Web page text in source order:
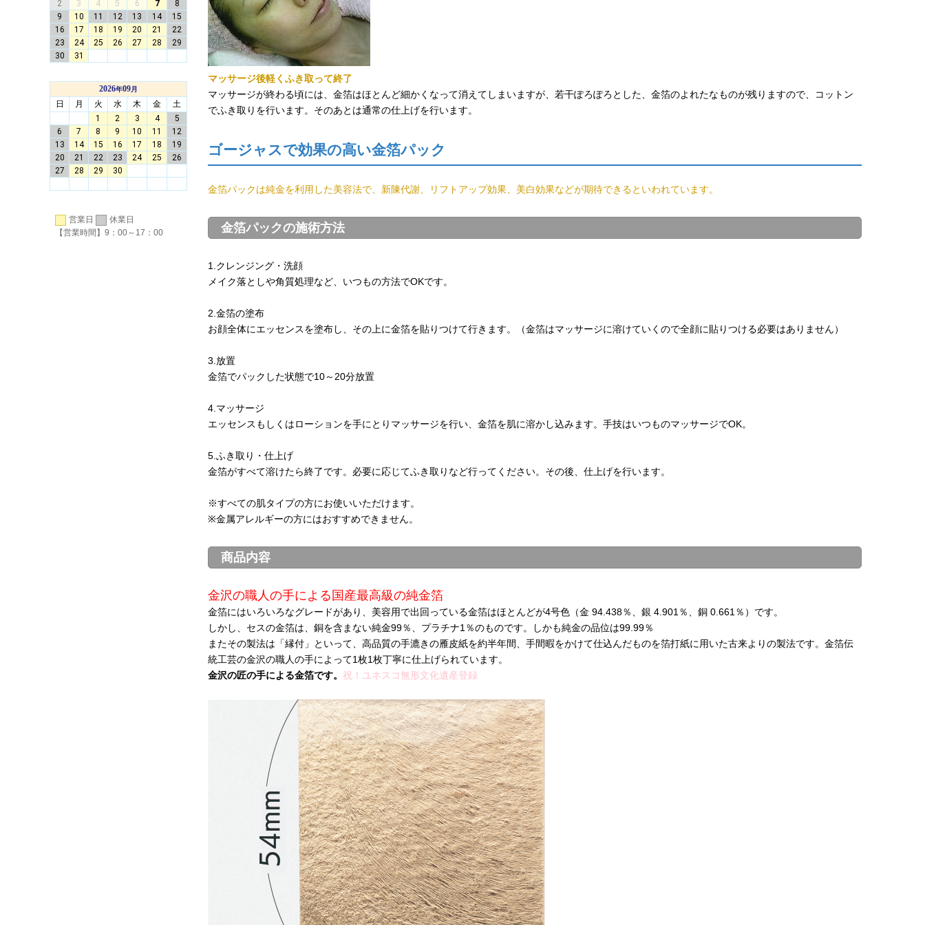
マッサージ後軽くふき取って終了
マッサージが終わる頃には、金箔はほとんど細かくなって消えてしまいますが、若干ぽろぽろとした、金箔のよれたなものが残りますので、コットン
でふき取りを行います。そのあとは通常の仕上げを行います。
ゴージャスで効果の高い金箔パック
金箔パックは純金を利用した美容法で、新陳代謝、リフトアップ効果、美白効果などが期待できるといわれています。
金箔パックの施術方法
1.クレンジング・洗顔
メイク落としや角質処理など、いつもの方法でOKです。
2.金箔の塗布
お顔全体にエッセンスを塗布し、その上に金箔を貼りつけて行きます。（金箔はマッサージに溶けていくので全顔に貼りつける必要はありません）
3.放置
金箔でパックした状態で10～20分放置
4.マッサージ
エッセンスもしくはローションを手にとりマッサージを行い、金箔を肌に溶かし込みます。手技はいつものマッサージでOK。
5.ふき取り・仕上げ
金箔がすべて溶けたら終了です。必要に応じてふき取りなど行ってください。その後、仕上げを行います。
※すべての肌タイプの方にお使いいただけます。
※金属アレルギーの方にはおすすめできません。
商品内容
金沢の職人の手による国産最高級の純金箔
金箔にはいろいろなグレードがあり、美容用で出回っている金箔はほとんどが4号色（金 94.438％、銀 4.901％、銅 0.661％）です。
しかし、セスの金箔は、銅を含まない純金99％、プラチナ1％のものです。しかも純金の品位は99.99％
またその製法は「縁付」といって、高品質の手漉きの雁皮紙を約半年間、手間暇をかけて仕込んだものを箔打紙に用いた古来よりの製法です。金箔伝
統工芸の金沢の職人の手によって1枚1枚丁寧に仕上げられています。
金沢の匠の手による金箔です。 祝！ユネスコ無形文化遺産登録
営業日
休業日
【営業時間】9：00～17：00